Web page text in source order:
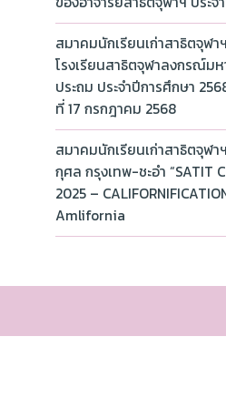
สมาคมนักเรียนเก่าสาธิตจุฬา
โรงเรียนสาธิตจุฬาลงกรณ์ม
ประถม ประจำปีการศึกษา
ที่ 17 กรกฎาคม 2568
สมาคมนักเรียนเก่าสาธิตจุฬา
กุศล กรุงเทพ-ชะอำ “SATIT
2025 –
Amlifornia